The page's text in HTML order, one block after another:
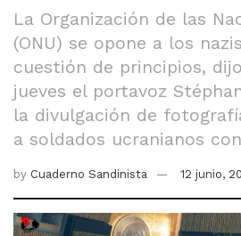
La Organización de las
(ONU) se opone a los
cuestión de principios,
jueves el portavoz
la divulgación de
a soldados ucranianos
by Cuaderno Sandinista 12 junio,